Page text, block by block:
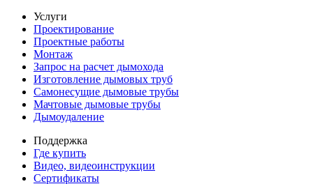
Услуги
Проектирование
Проектные работы
Монтаж
Запрос на расчет дымохода
Изготовление дымовых труб
Самонесущие дымовые трубы
Мачтовые дымовые трубы
Дымоудаление
Поддержка
Где купить
Видео, видеоинструкции
Сертификаты